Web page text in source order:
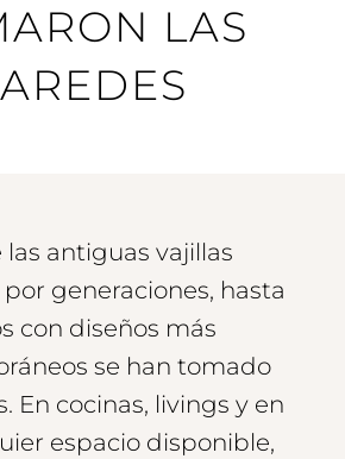
LAS
las antiguas vajillas
generaciones, hasta
con diseños más
se han tomado
En cocinas, livings y en
espacio disponible,